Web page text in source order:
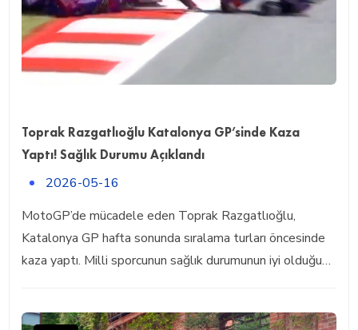
Toprak Razgatlıoğlu Katalonya GP’sinde Kaza
Yaptı! Sağlık Durumu Açıklandı
2026-05-16
MotoGP’de mücadele eden Toprak Razgatlıoğlu,
Katalonya GP hafta sonunda sıralama turları öncesinde
kaza yaptı. Milli sporcunun sağlık durumunun iyi olduğu…